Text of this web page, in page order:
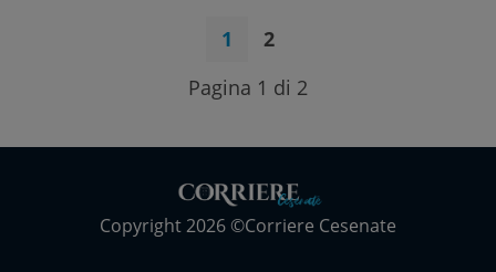
1
2
Pagina 1 di 2
Copyright 2026 ©Corriere Cesenate